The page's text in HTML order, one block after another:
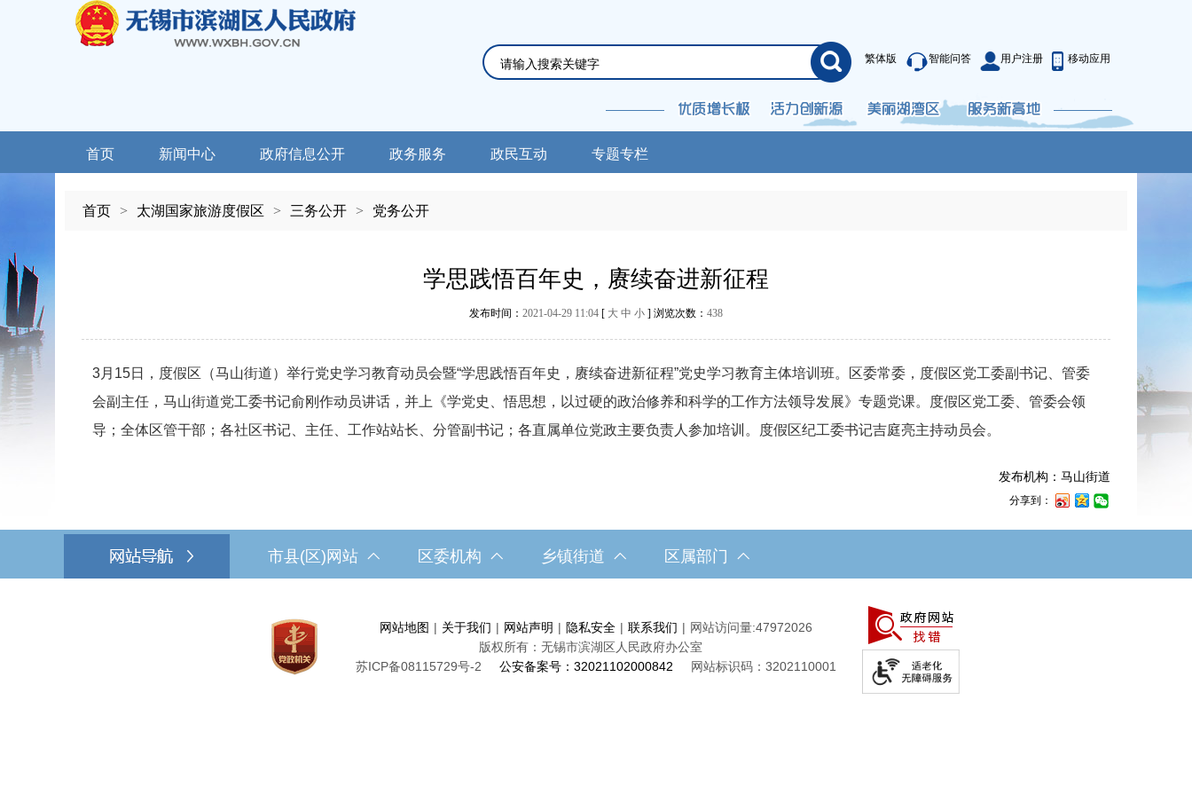
繁体版 智能问答 用户注册 移动应用
首页 新闻中心 政府信息公开 政务服务 政民互动 专题专栏
首页 > 太湖国家旅游度假区 > 三务公开 > 党务公开
学思践悟百年史，赓续奋进新征程
发布时间： 2021-04-29 11:04 [ 大 中 小 ] 浏览次数： 438
3月15日，度假区（马山街道）举行党史学习教育动员会暨“学思践悟百年史，赓续奋进新征程”党史学习教育主体培训班。区委常委，度假区党工委副书记、管委
会副主任，马山街道党工委书记俞刚作动员讲话，并上《学党史、悟思想，以过硬的政治修养和科学的工作方法领导发展》专题党课。度假区党工委、管委会领
导；全体区管干部；各社区书记、主任、工作站站长、分管副书记；各直属单位党政主要负责人参加培训。度假区纪工委书记吉庭亮主持动员会。
发布机构：马山街道
分享到：
市县(区)网站 区委机构 乡镇街道 区属部门
网站地图 | 关于我们 | 网站声明 | 隐私安全 | 联系我们 | 网站访问量:47972026
版权所有：无锡市滨湖区人民政府办公室
苏ICP备08115729号-2
公安备案号：32021102000842 网站标识码：3202110001